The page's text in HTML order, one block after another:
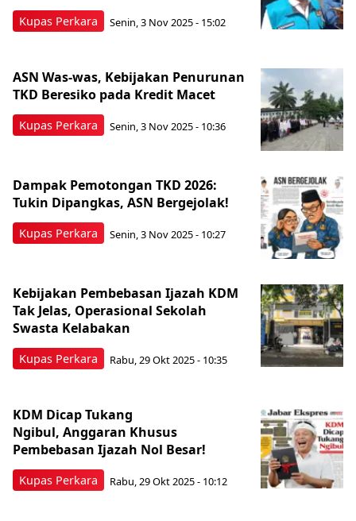
Kupas Perkara Senin, 3 Nov 2025 - 15:02
Kupas Perkara
ASN Was-was, Kebijakan Penurunan
TKD Beresiko pada Kredit Macet
Senin, 3 Nov 2025 - 10:36
Kupas Perkara
Dampak Pemotongan TKD 2026:
Tukin Dipangkas, ASN Bergejolak!
Senin, 3 Nov 2025 - 10:27
Kupas Perkara
Kebijakan Pembebasan Ijazah KDM
Tak Jelas, Operasional Sekolah
Swasta Kelabakan
Rabu, 29 Okt 2025 - 10:35
Kupas Perkara
KDM Dicap Tukang
Ngibul, Anggaran Khusus
Pembebasan Ijazah Nol Besar!
Rabu, 29 Okt 2025 - 10:12